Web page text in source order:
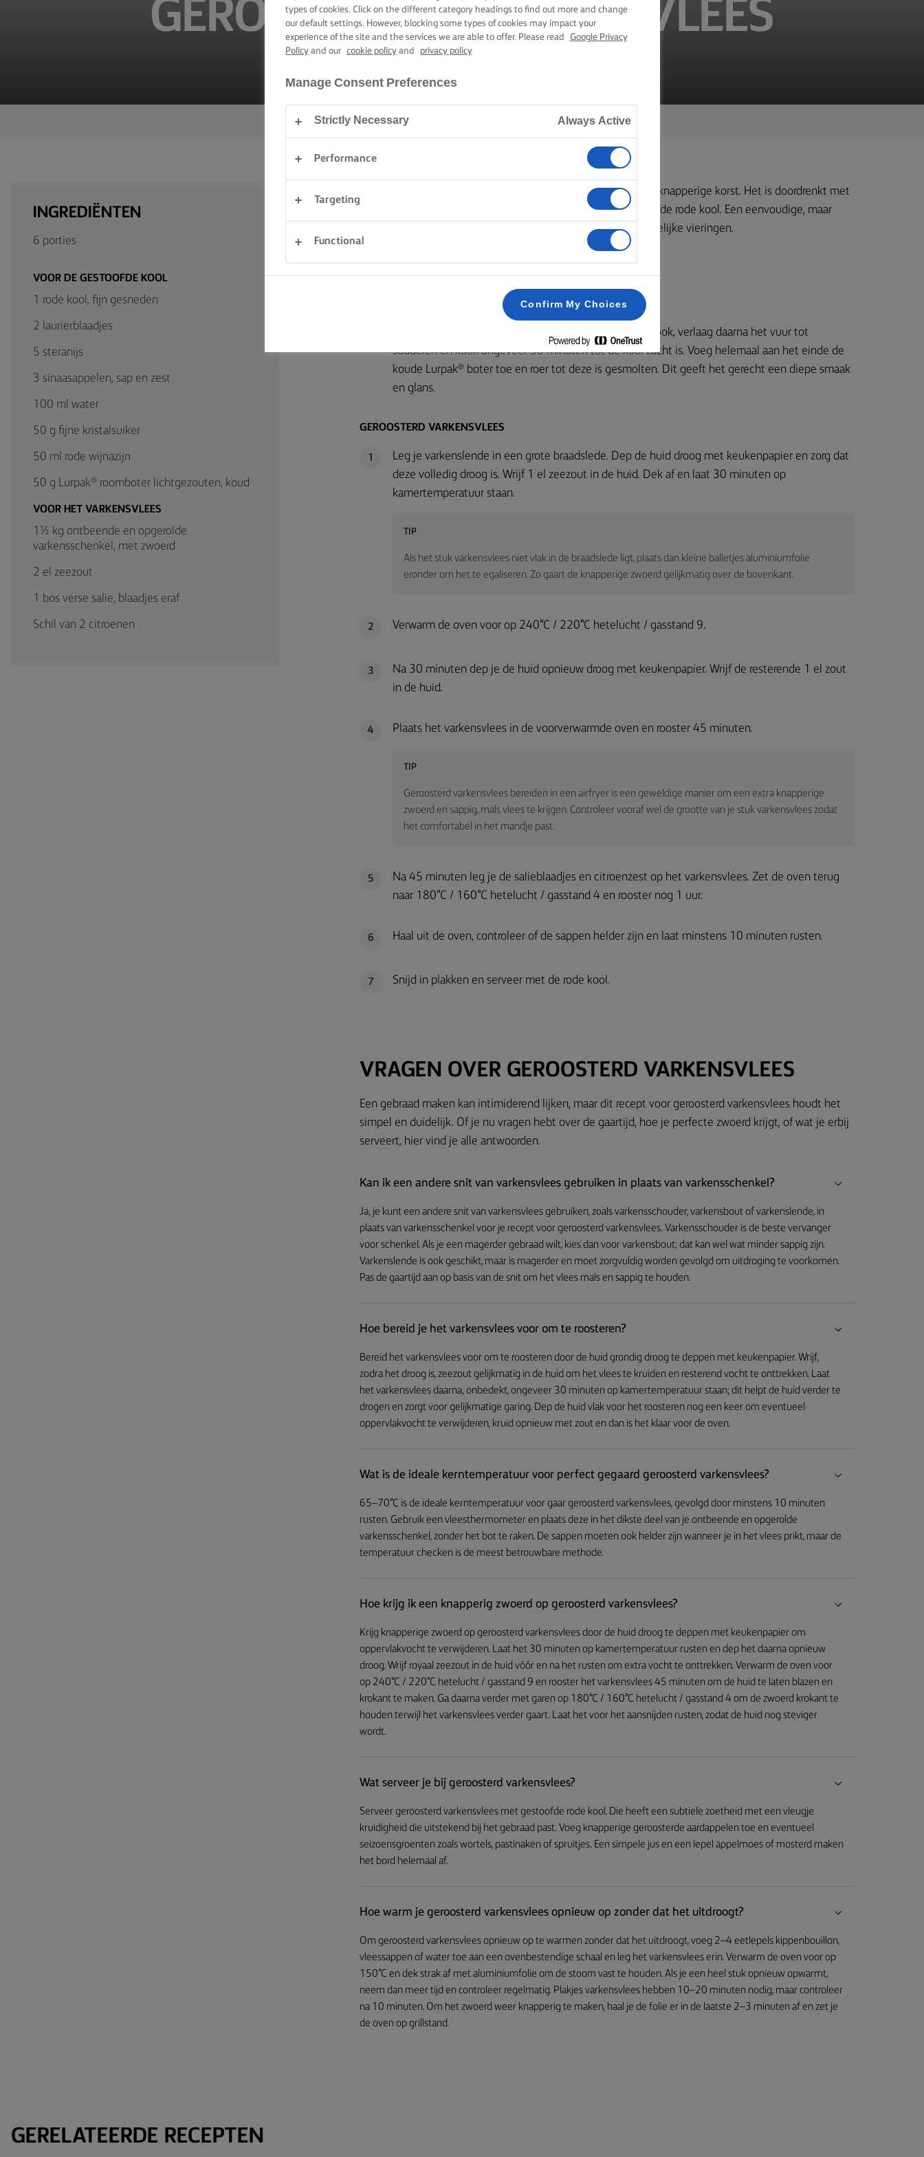
GEROOSTERD VARKENSVLEES
Home
INGREDIËNTEN
6 porties
VOOR DE GESTOOFDE KOOL
1 rode kool, fijn gesneden
2 laurierblaadjes
5 steranijs
3 sinaasappelen, sap en zest
100 ml water
50 g fijne kristalsuiker
50 ml rode wijnazijn
50 g Lurpak® roomboter lichtgezouten, koud
VOOR HET VARKENSVLEES
1½ kg ontbeende en opgerolde
varkensschenkel, met zwoerd
2 el zeezout
1 bos verse salie, blaadjes eraf
Schil van 2 citroenen
Doe je schort om en maak mals geroosterd varkensvlees met knapperige korst. Het is doordrenkt met
verse salie en citroenschil en geserveerd met kruidige gestoofde rode kool. Een eenvoudige, maar
toch indrukwekkende keuze voor zondagsmaaltijden en feestelijke vieringen.
METHODE
Doe alle ingrediënten in een grote pan, breng aan de kook, verlaag daarna het vuur tot
sudderen en kook ongeveer 30 minuten tot de kool zacht is. Voeg helemaal aan het einde de
koude Lurpak® boter toe en roer tot deze is gesmolten. Dit geeft het gerecht een diepe smaak
en glans.
GEROOSTERD VARKENSVLEES
1
Leg je varkenslende in een grote braadslede. Dep de huid droog met keukenpapier en zorg dat
deze volledig droog is. Wrijf 1 el zeezout in de huid. Dek af en laat 30 minuten op
kamertemperatuur staan.
TIP
Als het stuk varkensvlees niet vlak in de braadslede ligt, plaats dan kleine balletjes aluminiumfolie
eronder om het te egaliseren. Zo gaart de knapperige zwoerd gelijkmatig over de bovenkant.
2 Verwarm de oven voor op 240°C / 220°C hetelucht / gasstand 9.
3
Na 30 minuten dep je de huid opnieuw droog met keukenpapier. Wrijf de resterende 1 el zout
in de huid.
4 Plaats het varkensvlees in de voorverwarmde oven en rooster 45 minuten.
TIP
Geroosterd varkensvlees bereiden in een airfryer is een geweldige manier om een extra knapperige
zwoerd en sappig, mals vlees te krijgen. Controleer vooraf wel de grootte van je stuk varkensvlees zodat
het comfortabel in het mandje past.
5
Na 45 minuten leg je de salieblaadjes en citroenzest op het varkensvlees. Zet de oven terug
naar 180°C / 160°C hetelucht / gasstand 4 en rooster nog 1 uur.
6 Haal uit de oven, controleer of de sappen helder zijn en laat minstens 10 minuten rusten.
7 Snijd in plakken en serveer met de rode kool.
VRAGEN OVER GEROOSTERD VARKENSVLEES
Een gebraad maken kan intimiderend lijken, maar dit recept voor geroosterd varkensvlees houdt het
simpel en duidelijk. Of je nu vragen hebt over de gaartijd, hoe je perfecte zwoerd krijgt, of wat je erbij
serveert, hier vind je alle antwoorden.
Kan ik een andere snit van varkensvlees gebruiken in plaats van varkensschenkel?
Ja, je kunt een andere snit van varkensvlees gebruiken, zoals varkensschouder, varkensbout of varkenslende, in
plaats van varkensschenkel voor je recept voor geroosterd varkensvlees. Varkensschouder is de beste vervanger
voor schenkel. Als je een magerder gebraad wilt, kies dan voor varkensbout; dat kan wel wat minder sappig zijn.
Varkenslende is ook geschikt, maar is magerder en moet zorgvuldig worden gevolgd om uitdroging te voorkomen.
Pas de gaartijd aan op basis van de snit om het vlees mals en sappig te houden.
Hoe bereid je het varkensvlees voor om te roosteren?
Bereid het varkensvlees voor om te roosteren door de huid grondig droog te deppen met keukenpapier. Wrijf,
zodra het droog is, zeezout gelijkmatig in de huid om het vlees te kruiden en resterend vocht te onttrekken. Laat
het varkensvlees daarna, onbedekt, ongeveer 30 minuten op kamertemperatuur staan; dit helpt de huid verder te
drogen en zorgt voor gelijkmatige garing. Dep de huid vlak voor het roosteren nog een keer om eventueel
oppervlakvocht te verwijderen, kruid opnieuw met zout en dan is het klaar voor de oven.
Wat is de ideale kerntemperatuur voor perfect gegaard geroosterd varkensvlees?
65–70°C is de ideale kerntemperatuur voor gaar geroosterd varkensvlees, gevolgd door minstens 10 minuten
rusten. Gebruik een vleesthermometer en plaats deze in het dikste deel van je ontbeende en opgerolde
varkensschenkel, zonder het bot te raken. De sappen moeten ook helder zijn wanneer je in het vlees prikt, maar de
temperatuur checken is de meest betrouwbare methode.
Hoe krijg ik een knapperig zwoerd op geroosterd varkensvlees?
Krijg knapperige zwoerd op geroosterd varkensvlees door de huid droog te deppen met keukenpapier om
oppervlakvocht te verwijderen. Laat het 30 minuten op kamertemperatuur rusten en dep het daarna opnieuw
droog. Wrijf royaal zeezout in de huid vóór en na het rusten om extra vocht te onttrekken. Verwarm de oven voor
op 240°C / 220°C hetelucht / gasstand 9 en rooster het varkensvlees 45 minuten om de huid te laten blazen en
krokant te maken. Ga daarna verder met garen op 180°C / 160°C hetelucht / gasstand 4 om de zwoerd krokant te
houden terwijl het varkensvlees verder gaart. Laat het voor het aansnijden rusten, zodat de huid nog steviger
wordt.
Wat serveer je bij geroosterd varkensvlees?
Serveer geroosterd varkensvlees met gestoofde rode kool. Die heeft een subtiele zoetheid met een vleugje
kruidigheid die uitstekend bij het gebraad past. Voeg knapperige geroosterde aardappelen toe en eventueel
seizoensgroenten zoals wortels, pastinaken of spruitjes. Een simpele jus en een lepel appelmoes of mosterd maken
het bord helemaal af.
Hoe warm je geroosterd varkensvlees opnieuw op zonder dat het uitdroogt?
Om geroosterd varkensvlees opnieuw op te warmen zonder dat het uitdroogt, voeg 2–4 eetlepels kippenbouillon,
vleessappen of water toe aan een ovenbestendige schaal en leg het varkensvlees erin. Verwarm de oven voor op
150°C en dek strak af met aluminiumfolie om de stoom vast te houden. Als je een heel stuk opnieuw opwarmt,
neem dan meer tijd en controleer regelmatig. Plakjes varkensvlees hebben 10–20 minuten nodig, maar controleer
na 10 minuten. Om het zwoerd weer knapperig te maken, haal je de folie er in de laatste 2–3 minuten af en zet je
de oven op grillstand.
GERELATEERDE RECEPTEN
types of cookies. Click on the different category headings to find out more and change
our default settings. However, blocking some types of cookies may impact your
experience of the site and the services we are able to offer. Please read
Google Privacy
Policyand our cookie policyand privacy policy
Manage Consent Preferences
Strictly Necessary Always Active
Performance
Targeting
Functional
Confirm My Choices